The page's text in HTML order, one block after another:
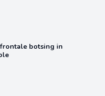
botsing in